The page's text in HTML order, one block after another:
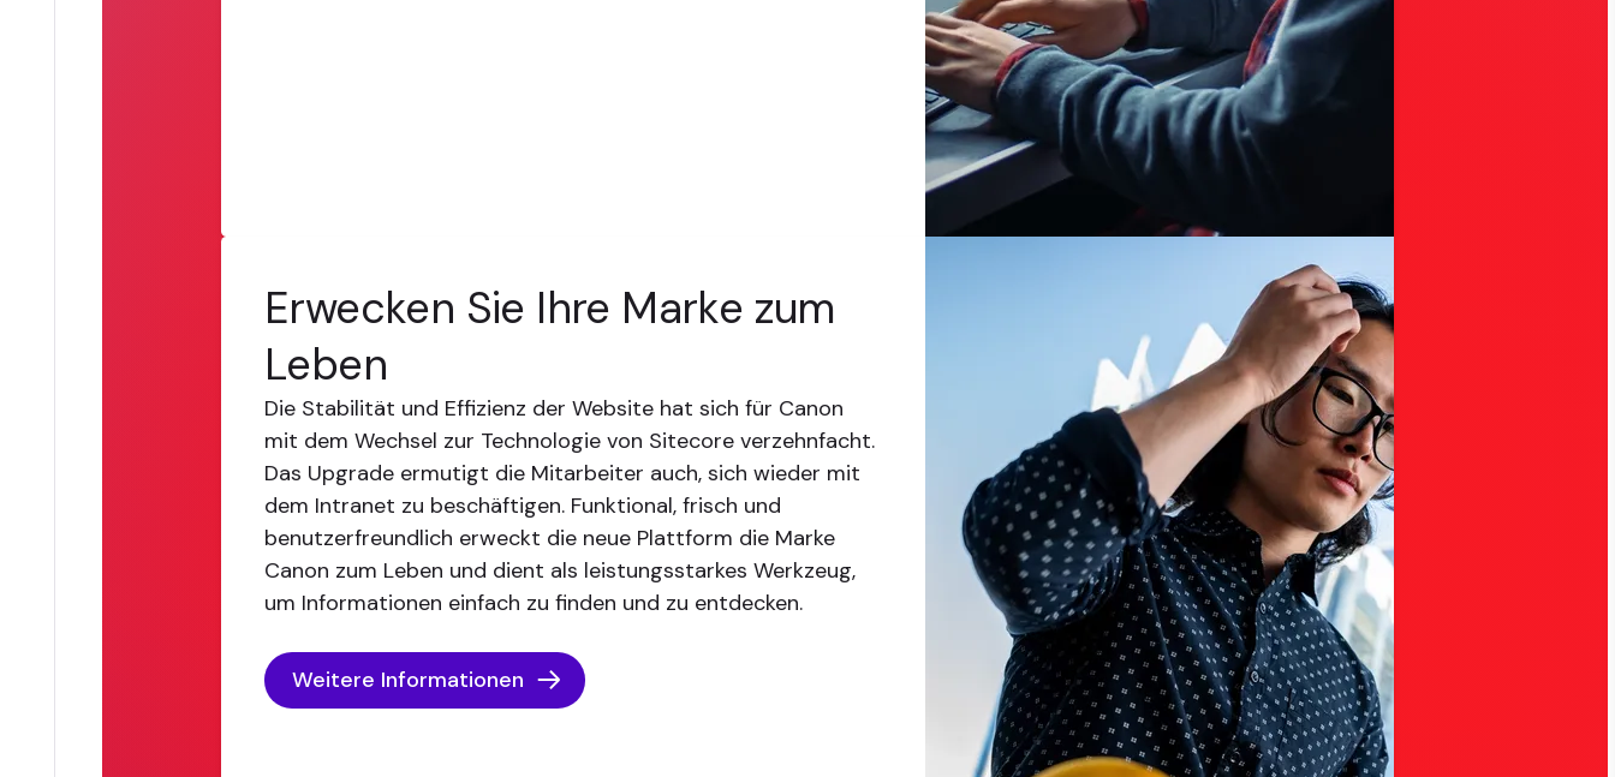
Erwecken Sie Ihre Marke zum
Leben
Die Stabilität und Effizienz der Website hat sich für Canon
mit dem Wechsel zur Technologie von Sitecore verzehnfacht.
Das Upgrade ermutigt die Mitarbeiter auch, sich wieder mit
dem Intranet zu beschäftigen. Funktional, frisch und
benutzerfreundlich erweckt die neue Plattform die Marke
Canon zum Leben und dient als leistungsstarkes Werkzeug,
um Informationen einfach zu finden und zu entdecken.
Weitere Informationen